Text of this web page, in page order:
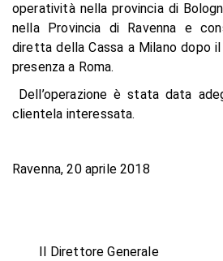
operatività nella provincia di
nella Provincia di Ravenna e
diretta della Cassa a Milano dopo
presenza a Roma.
Dell’operazione è stata data
clientela interessata.
Ravenna, 20 aprile
Il Direttore